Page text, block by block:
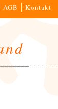
AGB Kontakt